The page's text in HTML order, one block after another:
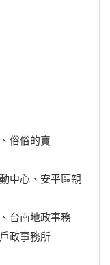
俗俗的賣
中心、安平區親
台南地政事務
政事務所